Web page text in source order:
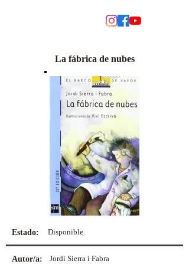
La fábrica de nubes
Estado: Disponible
Autor/a:
Jordi Sierra i Fabra